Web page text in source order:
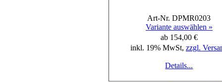
Art-Nr. DPMR0203
Variante auswählen »
ab 154,00 €
inkl. 19% MwSt, zzgl.
Details...